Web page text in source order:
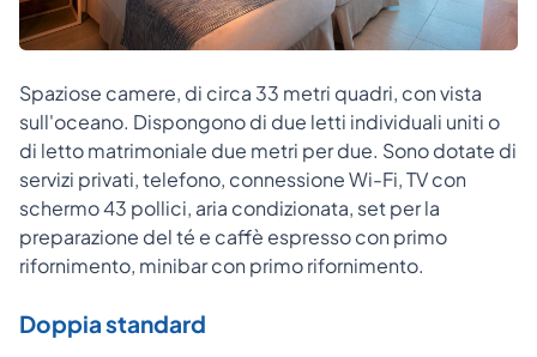
Spaziose camere, di circa 33 metri quadri, con vista
sull'oceano. Dispongono di due letti individuali uniti o
di letto matrimoniale due metri per due. Sono dotate di
servizi privati, telefono, connessione Wi-Fi, TV con
schermo 43 pollici, aria condizionata, set per la
preparazione del té e caffè espresso con primo
rifornimento, minibar con primo rifornimento.
Doppia standard